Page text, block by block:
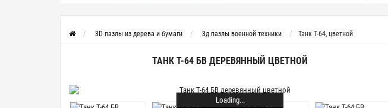
3D пазлы из дерева и бумаги 3д пазлы военной техники Танк Т-64, цветной
ТАНК Т-64 БВ ДЕРЕВЯННЫЙ ЦВЕТНОЙ
Loading...